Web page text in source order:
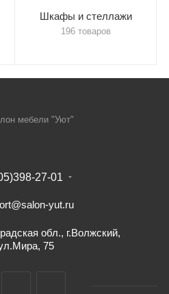
Шкафы и стеллажи
196 товаров
мебели "Уют"
27-01
yut.ru
обл., г.Волжский,
75